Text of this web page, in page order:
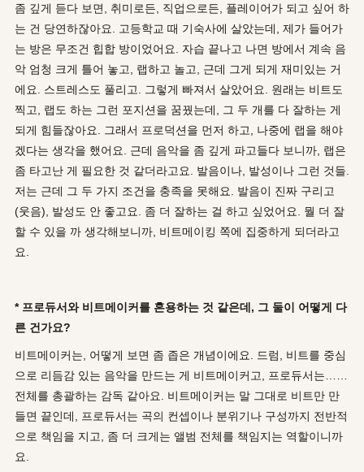
좀 깊게 듣다 보면, 취미로든, 직업으로든, 플레이어가 되고 싶어 하
는 건 당연하잖아요. 고등학교 때 기숙사에 살았는데, 제가 들어가
는 방은 무조건 힙합 방이었어요. 자습 끝나고 나면 방에서 계속 음
악 엄청 크게 틀어 놓고, 랩하고 놀고, 근데 그게 되게 재미있는 거
에요. 스트레스도 풀리고. 그렇게 빠져서 살았어요. 원래는 비트도
찍고, 랩도 하는 그런 포지션을 꿈꿨는데, 그 두 개를 다 잘하는 게
되게 힘들잖아요. 그래서 프로덕션을 먼저 하고, 나중에 랩을 해야
겠다는 생각을 했어요. 근데 음악을 좀 깊게 파고들다 보니까, 랩은
좀 타고난 게 필요한 것 같더라고요. 발음이나, 발성이나 그런 것들.
저는 근데 그 두 가지 조건을 충족을 못해요. 발음이 진짜 구리고
(웃음), 발성도 안 좋고요. 좀 더 잘하는 걸 하고 싶었어요. 뭘 더 잘
할 수 있을 까 생각해보니까, 비트메이킹 쪽에 집중하게 되더라고
요.
* 프로듀서와 비트메이커를 혼용하는 것 같은데, 그 둘이 어떻게 다
른 건가요?
비트메이커는, 어떻게 보면 좀 좁은 개념이에요. 드럼, 비트를 중심
으로 리듬감 있는 음악을 만드는 게 비트메이커고, 프로듀서는……
전체를 총괄하는 감독 같아요. 비트메이커는 말 그대로 비트만 만
들면 끝인데, 프로듀서는 곡의 컨셉이나 분위기나 구성까지 전반적
으로 책임을 지고, 좀 더 크게는 앨범 전체를 책임지는 역할이니까
요.